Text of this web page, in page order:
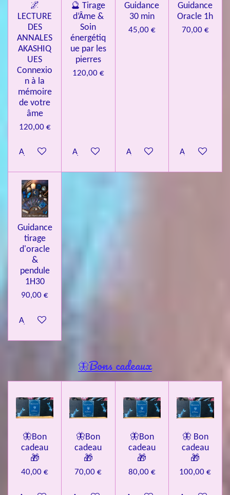
🌌
LECTURE
DES
ANNALES
AKASHIQ
UES
Connexio
n à la
mémoire
de votre
âme
120,00 €
Ajouter au panier
🔮 Tirage
d’Âme &
Soin
énergétiq
ue par les
pierres
120,00 €
Ajouter au panier
Guidance
30 min
45,00 €
Ajouter au panier
Guidance
Oracle 1h
70,00 €
Ajouter au
Guidance
tirage
d'oracle
&
pendule
1H30
90,00 €
Ajouter au panier
🦋Bons cadeaux
🦋Bon
cadeau
🎁
40,00 €
🦋Bon
cadeau
🎁
70,00 €
🦋Bon
cadeau
🎁
80,00 €
🦋 Bon
cadeau
🎁
100,00 €